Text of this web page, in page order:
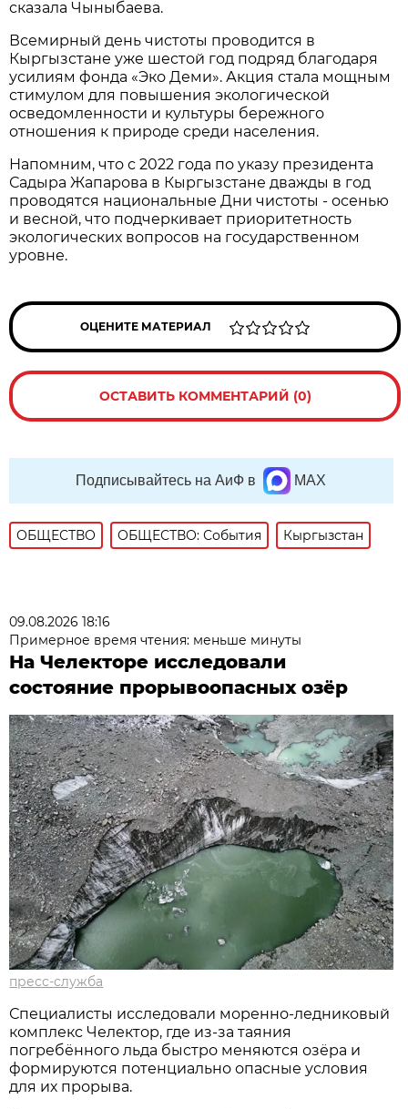
сказала Чыныбаева.
Всемирный день чистоты проводится в
Кыргызстане уже шестой год подряд благодаря
усилиям фонда «Эко Деми». Акция стала мощным
стимулом для повышения экологической
осведомленности и культуры бережного
отношения к природе среди населения.
Напомним, что с 2022 года по указу президента
Садыра Жапарова в Кыргызстане дважды в год
проводятся национальные Дни чистоты - осенью
и весной, что подчеркивает приоритетность
экологических вопросов на государственном
уровне.
ОЦЕНИТЕ МАТЕРИАЛ
ОСТАВИТЬ КОММЕНТАРИЙ (0)
Подписывайтесь на АиФ в MAX
ОБЩЕСТВО ОБЩЕСТВО: События Кыргызстан
09.08.2026 18:16
Примерное время чтения: меньше минуты
На Челекторе исследовали
состояние прорывоопасных озёр
пресс-служба
Специалисты исследовали моренно-ледниковый
комплекс Челектор, где из-за таяния
погребённого льда быстро меняются озёра и
формируются потенциально опасные условия
для их прорыва.